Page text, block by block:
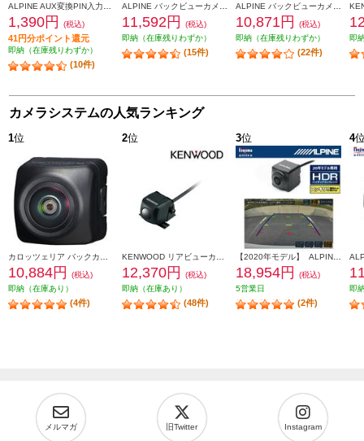
1,390円 (税込)
41円分ポイント還元
即納（在庫残りわずか）
(10件)
11,592円
(税込)
即納（在庫残りわずか）
(15件)
10,871円
(税込)
即納（在庫残りわずか）
(22件)
即
カメラシステムの人気ランキング
1位
10,884円
(税込)
即納（在庫あり）
(4件)
2位
12,370円
(税込)
即納（在庫あり）
(48件)
3位
18,954円
(税込)
5営業日
(2件)
4
即
メルマガ 旧Twitter Instagram